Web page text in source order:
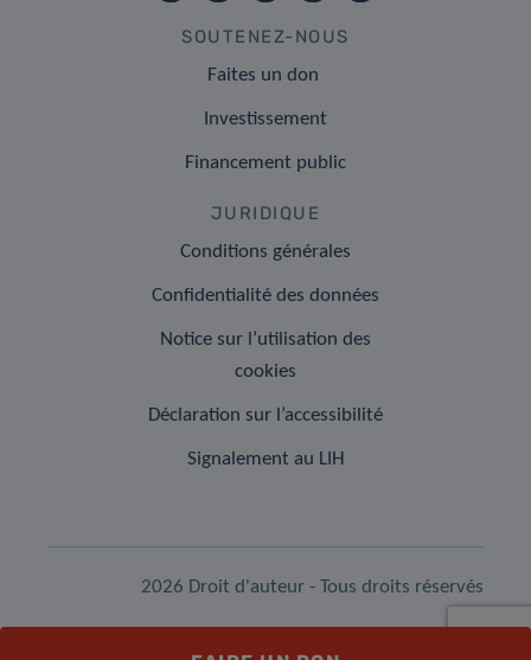
SOUTENEZ-NOUS
Faites un don
Investissement
Financement public
JURIDIQUE
Conditions générales
Confidentialité des données
Notice sur l’utilisation des
cookies
Déclaration sur l’accessibilité
Signalement au LIH
2026 Droit d'auteur - Tous droits réservés